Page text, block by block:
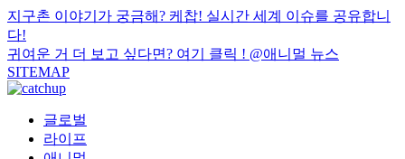
지구촌 이야기가 궁금해? 케찹! 실시간 세계 이슈를 공유합니
다!
귀여운 거 더 보고 싶다면? 여기 클릭 ! @애니멀 뉴스
SITEMAP
글로벌
라이프